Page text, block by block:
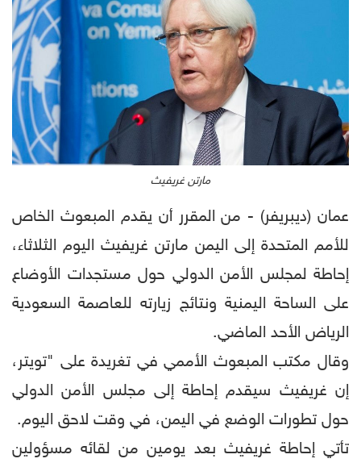
مارتن غريفيث
عمان (ديبريفر) - من المقرر أن يقدم المبعوث الخاص
للأمم المتحدة إلى اليمن مارتن غريفيث اليوم الثلاثاء،
إحاطة لمجلس الأمن الدولي حول مستجدات الأوضاع
على الساحة اليمنية ونتائج زيارته للعاصمة السعودية
الرياض الأحد الماضي.
وقال مكتب المبعوث الأممي في تغريدة على "تويتر،
إن غريفيث سيقدم إحاطة إلى مجلس الأمن الدولي
حول تطورات الوضع في اليمن، في وقت لاحق اليوم.
تأتي إحاطة غريفيث بعد يومين من لقائه مسؤولين